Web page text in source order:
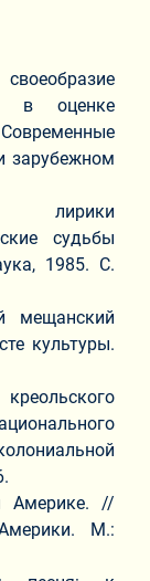
в оценке
зарубежном
лирики
судьбы
1985. С.
мещанский
культуры.
Америке. //
М.: